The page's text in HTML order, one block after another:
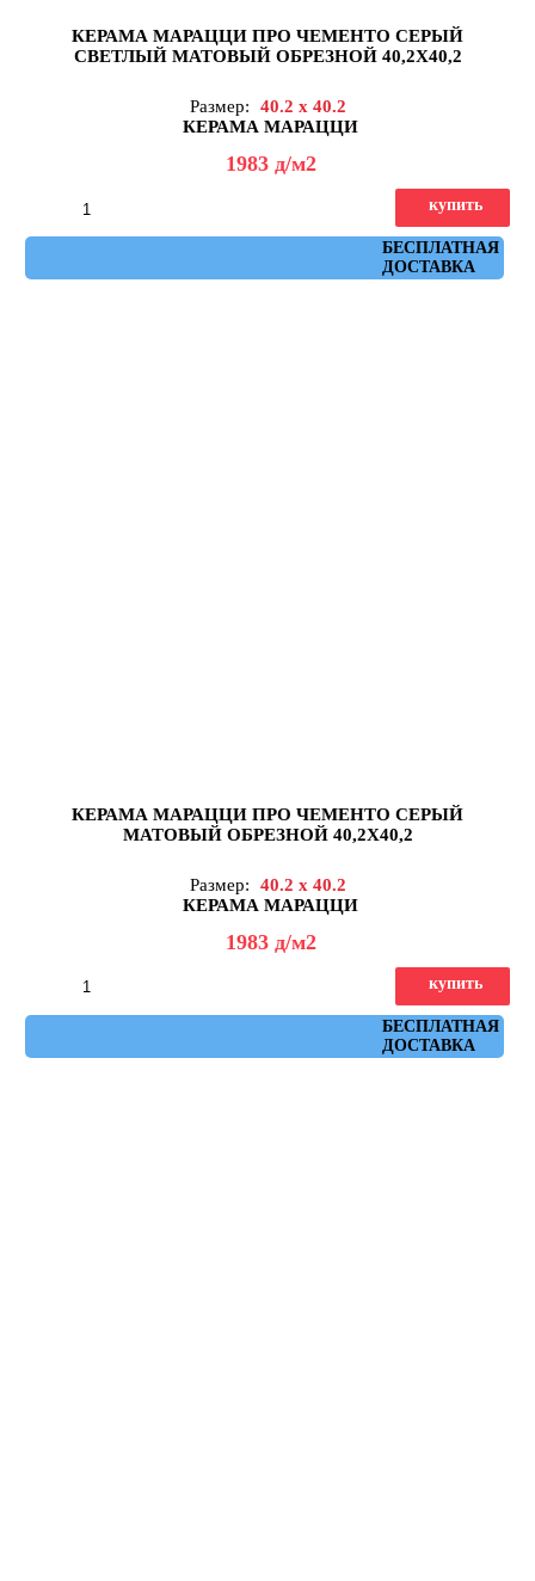
КЕРАМА МАРАЦЦИ ПРО ЧЕМЕНТО СЕРЫЙ
СВЕТЛЫЙ МАТОВЫЙ ОБРЕЗНОЙ 40,2X40,2
Размер:
40.2 x 40.2
КЕРАМА МАРАЦЦИ
1983 д/м2
БЕСПЛАТНАЯ
ДОСТАВКА
купить
КЕРАМА МАРАЦЦИ ПРО ЧЕМЕНТО СЕРЫЙ
МАТОВЫЙ ОБРЕЗНОЙ 40,2X40,2
Размер:
40.2 x 40.2
КЕРАМА МАРАЦЦИ
1983 д/м2
БЕСПЛАТНАЯ
ДОСТАВКА
купить